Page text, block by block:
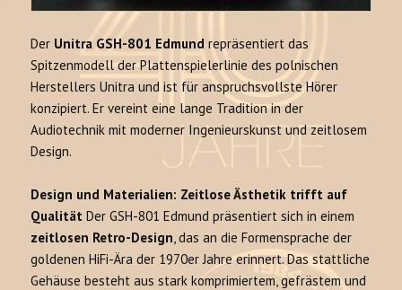
Der Unitra GSH-801 Edmund repräsentiert das
Spitzenmodell der Plattenspielerlinie des polnischen
Herstellers Unitra und ist für anspruchsvollste Hörer
konzipiert. Er vereint eine lange Tradition in der
Audiotechnik mit moderner Ingenieurskunst und zeitlosem
Design.
Design und Materialien: Zeitlose Ästhetik trifft auf
Qualität Der GSH-801 Edmund präsentiert sich in einem
zeitlosen Retro-Design, das an die Formensprache der
goldenen HiFi-Ära der 1970er Jahre erinnert. Das stattliche
Gehäuse besteht aus stark komprimiertem, gefrästem und